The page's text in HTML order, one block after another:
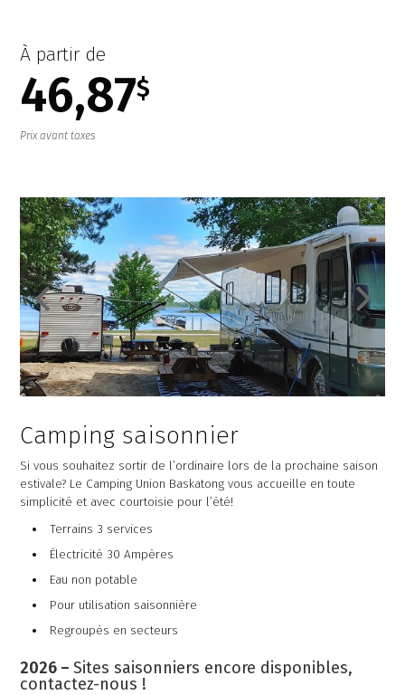
À partir de
46,87$
Prix avant taxes
Camping saisonnier
Si vous souhaitez sortir de l’ordinaire lors de la prochaine saison
estivale? Le Camping Union Baskatong vous accueille en toute
simplicité et avec courtoisie pour l’été!
Terrains 3 services
Électricité 30 Ampères
Eau non potable
Pour utilisation saisonnière
Regroupés en secteurs
2026 –Sites saisonniers encore disponibles,
contactez-nous !